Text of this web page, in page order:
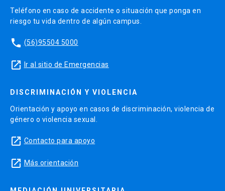
Teléfono en caso de accidente o situación que ponga en
riesgo tu vida dentro de algún campus.
phone (56)95504 5000
launch Ir al sitio de Emergencias
DISCRIMINACIÓN Y VIOLENCIA
Orientación y apoyo en casos de discriminación, violencia de
género o violencia sexual.
launch Contacto para apoyo
launch Más orientación